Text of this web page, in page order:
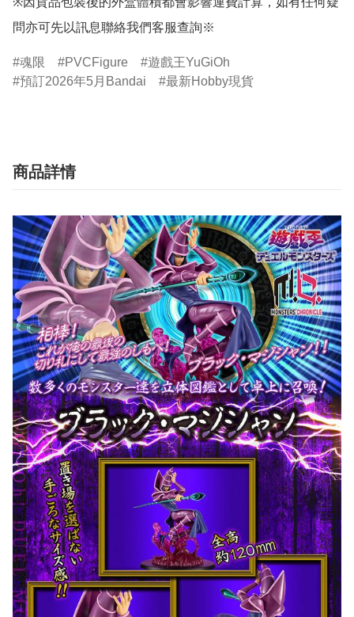
問亦可先以訊息聯絡我們客服查詢※
魂限 PVCFigure
遊戲王YuGiOh
預訂2026年5月Bandai
最新Hobby現貨
商品詳情